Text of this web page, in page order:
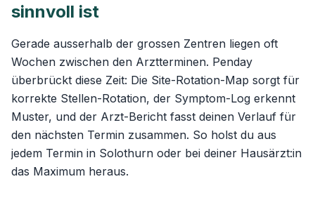
sinnvoll ist
Gerade ausserhalb der grossen Zentren liegen oft
Wochen zwischen den Arztterminen. Penday
überbrückt diese Zeit: Die Site-Rotation-Map sorgt für
korrekte Stellen-Rotation, der Symptom-Log erkennt
Muster, und der Arzt-Bericht fasst deinen Verlauf für
den nächsten Termin zusammen. So holst du aus
jedem Termin in Solothurn oder bei deiner Hausärzt:in
das Maximum heraus.